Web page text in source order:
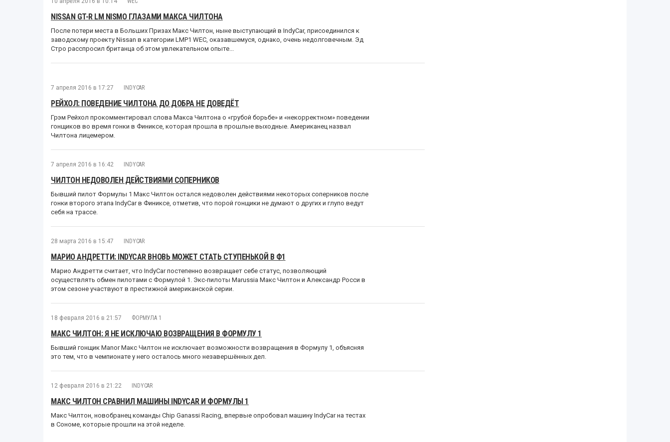
NISSAN GT-R LM NISMO ГЛАЗАМИ МАКСА ЧИЛТОНА
После потери места в Больших Призах Макс Чилтон, ныне выступающий в IndyCar, присоединился к
заводскому проекту Nissan в категории LMP1 WEC, оказавшемуся, однако, очень недолговечным. Эд
Стро расспросил британца об этом увлекательном опыте...
7 апреля 2016 в 17:27 INDYCAR
РЕЙХОЛ: ПОВЕДЕНИЕ ЧИЛТОНА ДО ДОБРА НЕ ДОВЕДЁТ
Грэм Рейхол прокомментировал слова Макса Чилтона о «грубой борьбе» и «некорректном» поведении
гонщиков во время гонки в Финиксе, которая прошла в прошлые выходные. Американец назвал
Чилтона лицемером.
7 апреля 2016 в 16:42 INDYCAR
ЧИЛТОН НЕДОВОЛЕН ДЕЙСТВИЯМИ СОПЕРНИКОВ
Бывший пилот Формулы 1 Макс Чилтон остался недоволен действиями некоторых соперников после
гонки второго этапа IndyCar в Финиксе, отметив, что порой гонщики не думают о других и глупо ведут
себя на трассе.
28 марта 2016 в 15:47 INDYCAR
МАРИО АНДРЕТТИ: INDYCAR ВНОВЬ МОЖЕТ СТАТЬ СТУПЕНЬКОЙ В Ф1
Марио Андретти считает, что IndyCar постепенно возвращает себе статус, позволяющий
осуществлять обмен пилотами с Формулой 1. Экс-пилоты Marussia Макс Чилтон и Александр Росси в
этом сезоне участвуют в престижной американской серии.
18 февраля 2016 в 21:57 ФОРМУЛА 1
МАКС ЧИЛТОН: Я НЕ ИСКЛЮЧАЮ ВОЗВРАЩЕНИЯ В ФОРМУЛУ 1
Бывший гонщик Manor Макс Чилтон не исключает возможности возвращения в Формулу 1, объясняя
это тем, что в чемпионате у него осталось много незавершённых дел.
12 февраля 2016 в 21:22 INDYCAR
МАКС ЧИЛТОН СРАВНИЛ МАШИНЫ INDYCAR И ФОРМУЛЫ 1
Макс Чилтон, новобранец команды Chip Ganassi Racing, впервые опробовал машину IndyCar на тестах
в Сономе, которые прошли на этой неделе.